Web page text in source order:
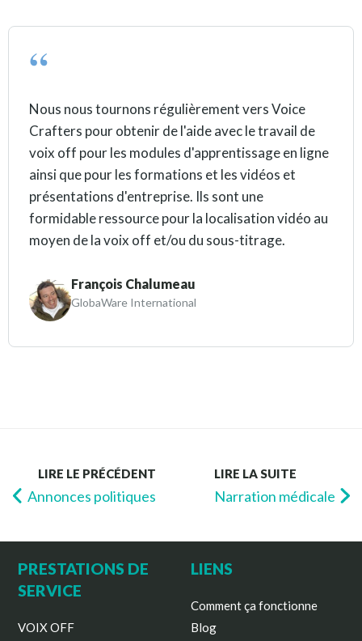
Nous nous tournons régulièrement vers Voice
Crafters pour obtenir de l'aide avec le travail de
voix off pour les modules d'apprentissage en ligne
ainsi que pour les formations et les vidéos et
présentations d'entreprise. Ils sont une
formidable ressource pour la localisation vidéo au
moyen de la voix off et/ou du sous-titrage.
François Chalumeau
GlobaWare International
LIRE LE PRÉCÉDENT
Annonces politiques
LIRE LA SUITE
Narration médicale
PRESTATIONS DE
SERVICE
VOIX OFF
LIENS
Comment ça fonctionne
Blog